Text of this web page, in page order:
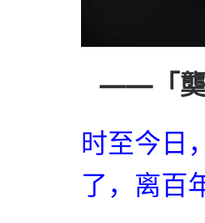
——「龑
时至今日
了，离百